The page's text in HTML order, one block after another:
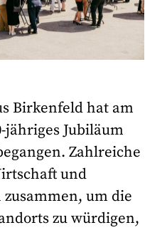
Birkenfeld hat am
jähriges Jubiläum
Zahlreiche
und
zusammen, um die
zu würdigen,